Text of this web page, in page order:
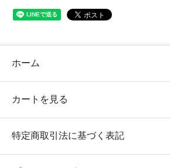
ホーム
カートを見る
特定商取引法に基づく表記